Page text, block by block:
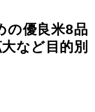
の優良米8品
など目的別